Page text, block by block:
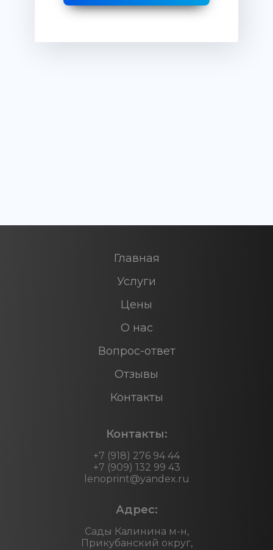
Контакты:
+7 (918) 276 94 44
+7 (909) 132 99 43
lenoprint@yandex.ru
Адрес:
Сады Калинина м-н,
Прикубанский округ,
Главная
Услуги
Цены
О нас
Вопрос-ответ
Отзывы
Контакты